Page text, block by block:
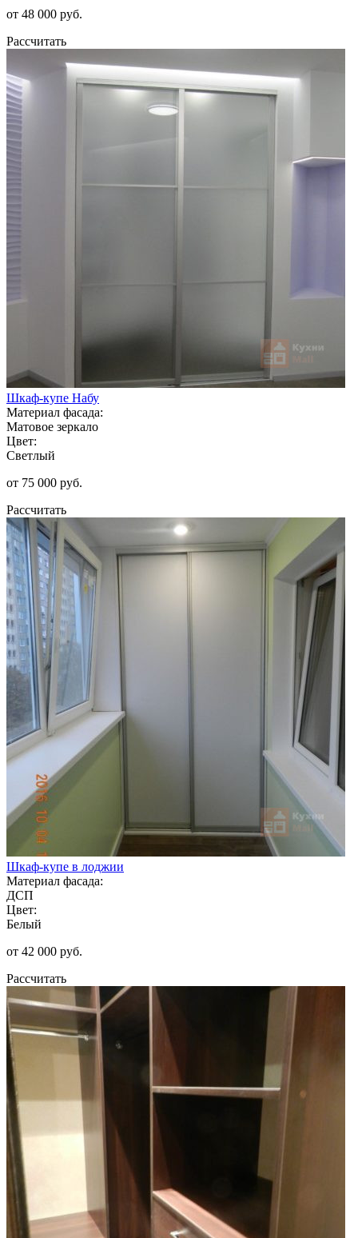
от 48 000 руб.
Рассчитать
Шкаф-купе Набу
Материал фасада:
Матовое зеркало
Цвет:
Светлый
от 75 000 руб.
Рассчитать
Шкаф-купе в лоджии
Материал фасада:
ДСП
Цвет:
Белый
от 42 000 руб.
Рассчитать